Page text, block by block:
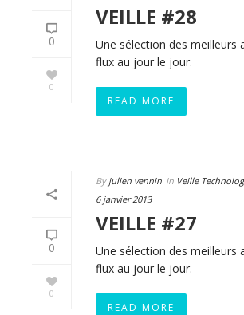
0
0
VEILLE #28
Une sélection des meilleurs
flux au jour le jour.
READ MORE
0
0
By julien vennin In Veille
6 janvier 2013
VEILLE #27
Une sélection des meilleurs
flux au jour le jour.
READ MORE